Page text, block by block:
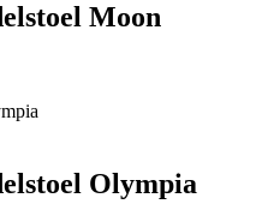
Moon
Olympia